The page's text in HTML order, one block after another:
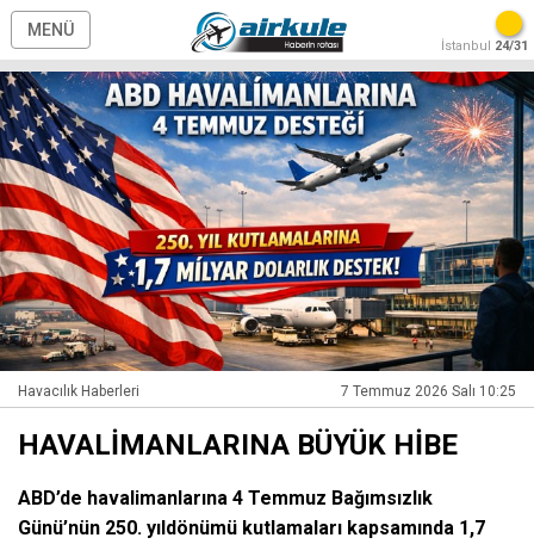
MENÜ
İstanbul 24/31
Havacılık Haberleri 7 Temmuz 2026 Salı 10:25
HAVALİMANLARINA BÜYÜK HİBE
ABD’de havalimanlarına 4 Temmuz Bağımsızlık
Günü’nün 250. yıldönümü kutlamaları kapsamında 1,7